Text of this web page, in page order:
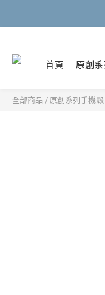
首頁 原創
全部商品 /原創系列手機殼